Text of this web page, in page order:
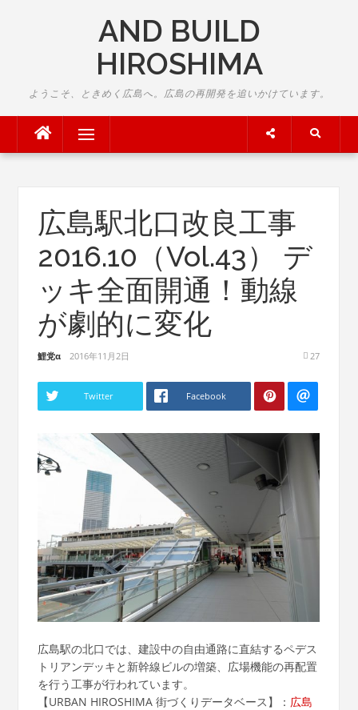
AND BUILD
HIROSHIMA
ようこそ、ときめく広島へ。広島の再開発を追いかけています。
Menu
広島駅北口改良工事
2016.10（Vol.43） デ
ッキ全面開通！動線
が劇的に変化
鯉党α 2016年11月2日 27
Twitter Facebook
広島駅の北口では、建設中の自由通路に直結するペデス
トリアンデッキと新幹線ビルの増築、広場機能の再配置
を行う工事が行われています。
【URBAN HIROSHIMA 街づくりデータベース】： 広島